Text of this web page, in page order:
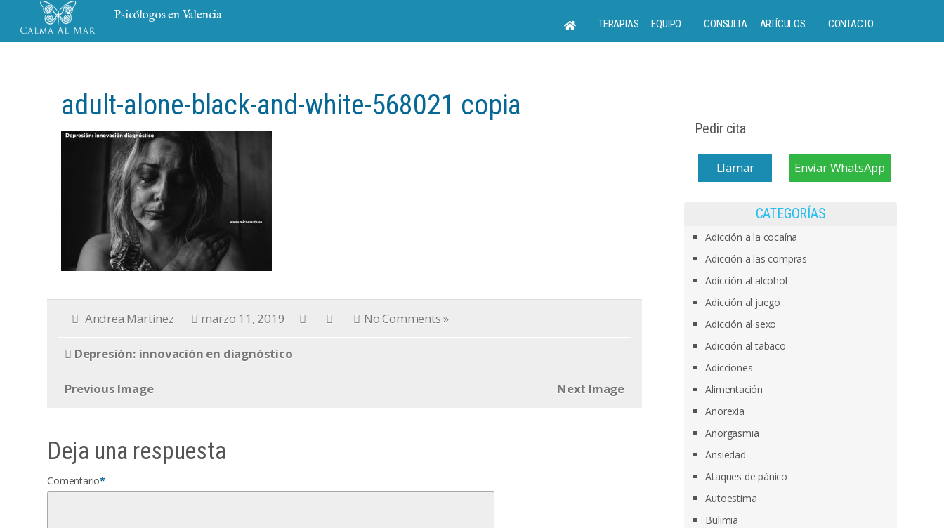
Psicólogos en Valencia
TERAPIAS EQUIPO CONSULTA ARTÍCULOS CONTACTO
adult-alone-black-and-white-568021 copia
Andrea Martínez marzo 11, 2019 No Comments »
Depresión: innovación en diagnóstico
Previous Image Next Image
Deja una respuesta
Comentario*
Pedir cita
Llamar Enviar WhatsApp
CATEGORÍAS
Adicción a la cocaína
Adicción a las compras
Adicción al alcohol
Adicción al juego
Adicción al sexo
Adicción al tabaco
Adicciones
Alimentación
Anorexia
Anorgasmia
Ansiedad
Ataques de pánico
Autoestima
Bulimia